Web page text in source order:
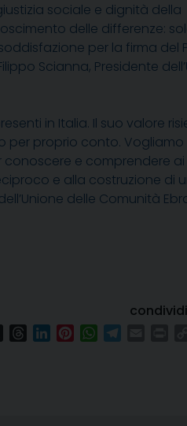
sociale e dignità della
delle differenze:
per la firma del
Scianna, Presidente
in Italia. Il suo valore
per proprio conto. Vogliamo
e comprendere ai
e alla costruzione di
delle Comunità
ThreadsLinkedInPinterestWhatsApp